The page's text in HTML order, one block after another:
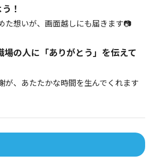
！
想いが、画面越しにも届きます📷
場の人に「ありがとう」を伝えて
、あたたかな時間を生んでくれます